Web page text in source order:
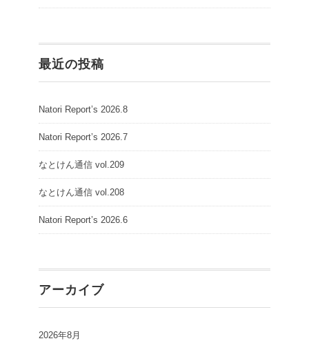
最近の投稿
Natori Report’s 2026.8
Natori Report’s 2026.7
なとけん通信 vol.209
なとけん通信 vol.208
Natori Report’s 2026.6
アーカイブ
2026年8月